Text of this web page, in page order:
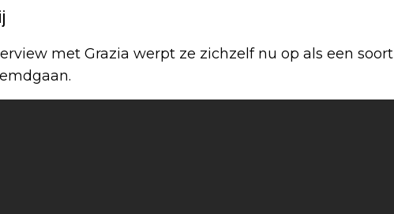
met Grazia werpt ze zichzelf nu op als een soort